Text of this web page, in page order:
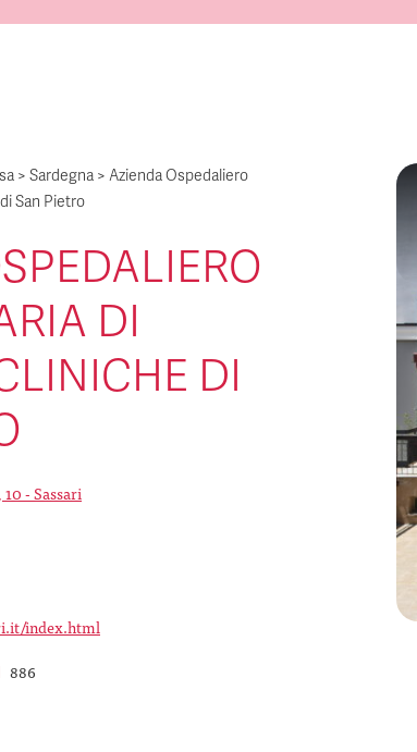
> Sardegna > Azienda Ospedaliero
San Pietro
DI
DI
- Sassari
index.html
886